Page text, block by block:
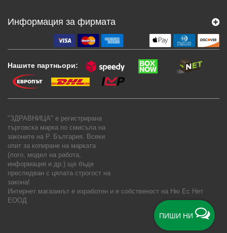
ПИШИ НИ
Информация за фирмата
Нашите партньори:
"ЗДРАВНИЦА" е регистрирана
търговска марка по смисъла на
законите на Р. България. Всеки
опит за копиране на марката
(лого, модел на работа,
информация и др.) ще бъде
преследван с цялата строгост на
закона!
Интернет магазинът е изработен и е собственост на Ню Ес Нет
ЕООД